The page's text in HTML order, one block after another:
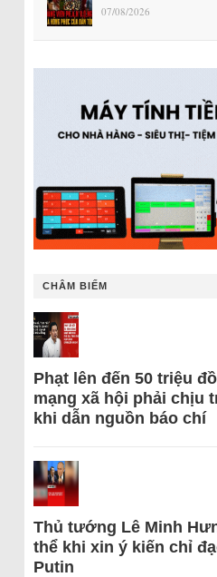
07/08/2026
CHÂM BIẾM
Phạt lên đến 50 triệu
mạng xã hội phải chịu
khi dẫn nguồn báo chí
Thủ tướng Lê Minh
thể khi xin ý kiến chỉ
Putin